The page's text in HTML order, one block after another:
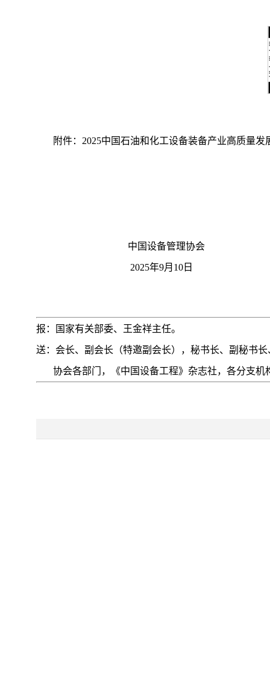
附件： 2025中国石油和化工设备装备产业高质量发
中国设备管理协会
2025年9月10日
报：国家有关部委、王金祥主任。
送：会长、副会长（特邀副会长），秘书长、副秘书
协会各部门，《中国设备工程》杂志社，各分支机